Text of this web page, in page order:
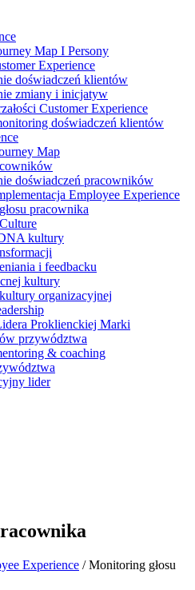
Map I Persony
Experience
doświadczeń klientów
zmiany i inicjatyw
Customer Experience
doświadczeń klientów
Map
doświadczeń pracowników
Employee Experience
pracownika
kultury
i feedbacku
kultury
organizacyjnej
Proklienckiej Marki
przywództwa
& coaching
lider
Experience / Monitoring głosu